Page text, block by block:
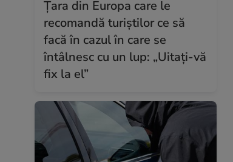
Țara din Europa care le
recomandă turiștilor ce să
facă în cazul în care se
întâlnesc cu un lup: „Uitați-vă
fix la el”